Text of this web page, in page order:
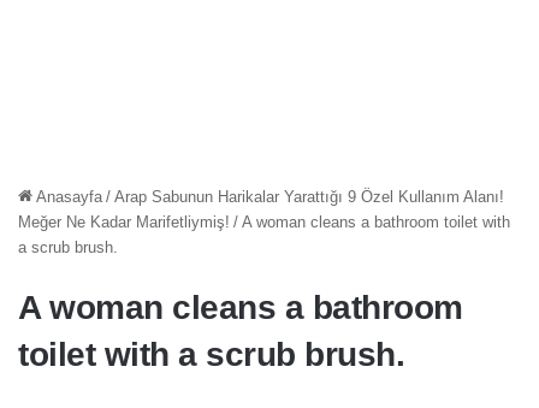
Anasayfa / Arap Sabunun Harikalar Yarattığı 9 Özel Kullanım Alanı!
Meğer Ne Kadar Marifetliymiş! / A woman cleans a bathroom toilet with
a scrub brush.
A woman cleans a bathroom
toilet with a scrub brush.